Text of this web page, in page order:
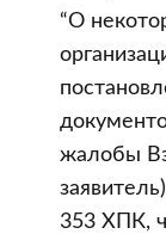
“О
жалобы
353 ХПК,